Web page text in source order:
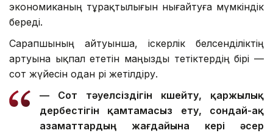
экономиканың тұрақтылығын нығайтуға мүмкіндік
береді.
Сарапшының айтуынша, іскерлік белсенділіктің
артуына ықпал ететін маңызды тетіктердің бірі —
сот жүйесін одан әрі жетілдіру.
— Сот тәуелсіздігін күшейту, қаржылық
дербестігін қамтамасыз ету, сондай-ақ
азаматтардың жағдайына кері әсер